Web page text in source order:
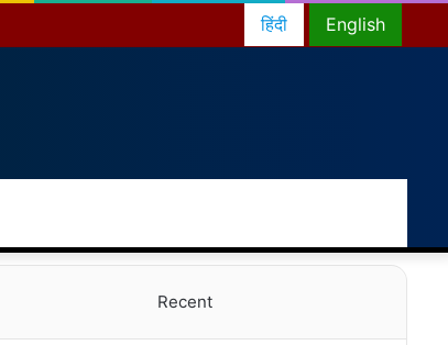
English
हिंदी
for
skin
Recent